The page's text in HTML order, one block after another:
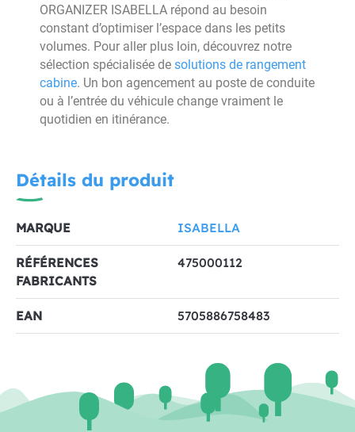
ORGANIZER ISABELLA répond au besoin
constant d’optimiser l’espace dans les petits
volumes. Pour aller plus loin, découvrez notre
sélection spécialisée de solutions de rangement
cabine. Un bon agencement au poste de conduite
ou à l’entrée du véhicule change vraiment le
quotidien en itinérance.
Détails du produit
MARQUE ISABELLA
RÉFÉRENCES
FABRICANTS
475000112
EAN 5705886758483